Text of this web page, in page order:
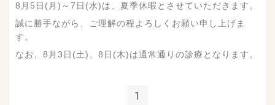
8月5日(月)～7日(水)は、夏季休暇とさせていただきます。
誠に勝手ながら、ご理解の程よろしくお願い申し上げま
す。
なお、8月3日(土)、8日(木)は通常通りの診療となります。
1